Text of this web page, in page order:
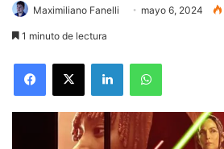
Maximiliano Fanelli mayo 6, 2024
1 minuto de lectura
Facebook
X LinkedInWhatsApp